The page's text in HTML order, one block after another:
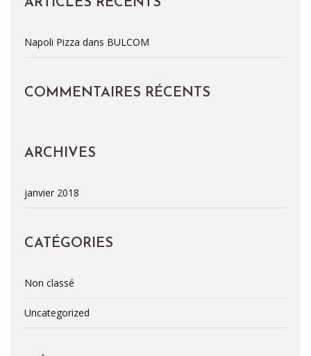
o
r
ARTICLES RÉCENTS
Napoli Pizza dans BULCOM
COMMENTAIRES RÉCENTS
ARCHIVES
janvier 2018
CATÉGORIES
Non classé
Uncategorized